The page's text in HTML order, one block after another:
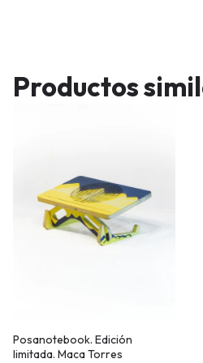
Productos
Posanotebook. Edición
limitada. Maca Torres